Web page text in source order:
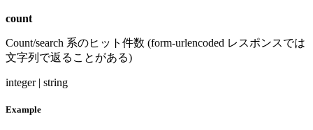
count
Count/search 系のヒット件数 (form-urlencoded レスポンスでは
文字列で返ることがある)
integer | string
Example